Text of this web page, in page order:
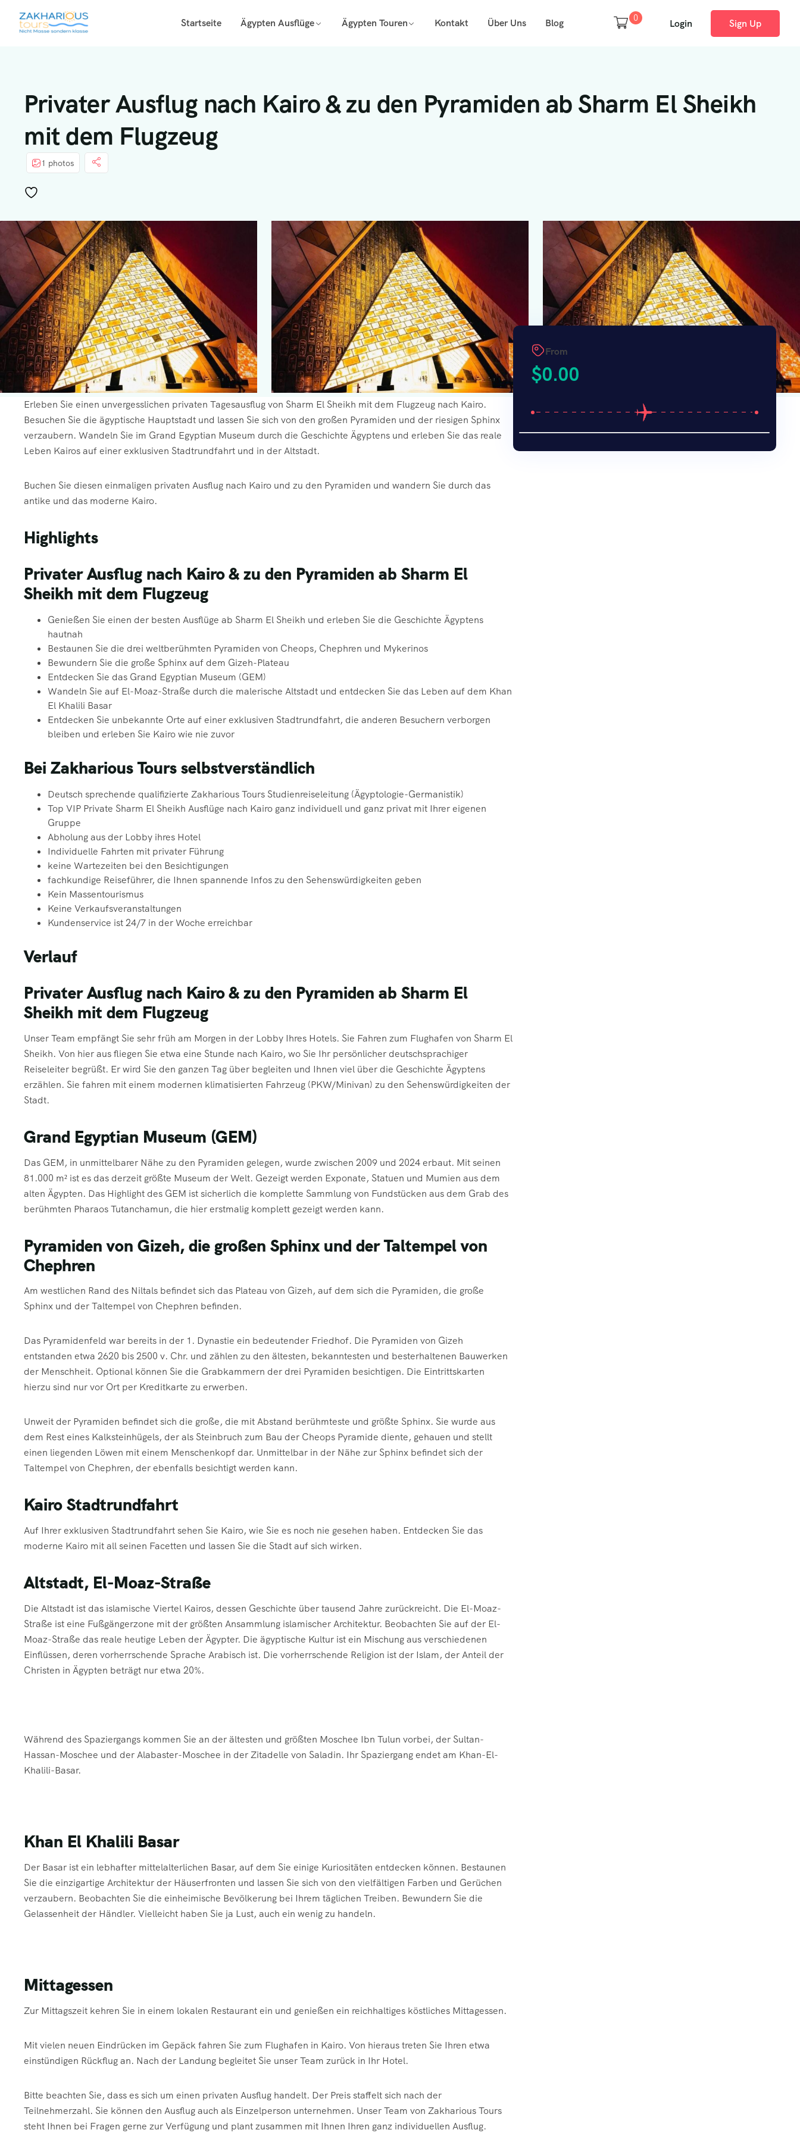
Startseite Ägypten Ausflüge Ägypten Touren Kontakt Über Uns Blog 0 Login Sign Up
Privater Ausflug nach Kairo & zu den Pyramiden ab Sharm El Sheikh
mit dem Flugzeug
1 photos
Erleben Sie einen unvergesslichen privaten Tagesausflug von Sharm El Sheikh mit dem Flugzeug nach Kairo.
Besuchen Sie die ägyptische Hauptstadt und lassen Sie sich von den großen Pyramiden und der riesigen Sphinx
verzaubern. Wandeln Sie im Grand Egyptian Museum durch die Geschichte Ägyptens und erleben Sie das reale
Leben Kairos auf einer exklusiven Stadtrundfahrt und in der Altstadt.
Buchen Sie diesen einmaligen privaten Ausflug nach Kairo und zu den Pyramiden und wandern Sie durch das
antike und das moderne Kairo.
Highlights
Privater Ausflug nach Kairo & zu den Pyramiden ab Sharm El
Sheikh mit dem Flugzeug
Genießen Sie einen der besten Ausflüge ab Sharm El Sheikh und erleben Sie die Geschichte Ägyptens
hautnah
Bestaunen Sie die drei weltberühmten Pyramiden von Cheops, Chephren und Mykerinos
Bewundern Sie die große Sphinx auf dem Gizeh-Plateau
Entdecken Sie das Grand Egyptian Museum (GEM)
Wandeln Sie auf El-Moaz-Straße durch die malerische Altstadt und entdecken Sie das Leben auf dem Khan
El Khalili Basar
Entdecken Sie unbekannte Orte auf einer exklusiven Stadtrundfahrt, die anderen Besuchern verborgen
bleiben und erleben Sie Kairo wie nie zuvor
Bei Zakharious Tours selbstverständlich
Deutsch sprechende qualifizierte Zakharious Tours Studienreiseleitung (Ägyptologie-Germanistik)
Top VIP Private Sharm El Sheikh Ausflüge nach Kairo ganz individuell und ganz privat mit Ihrer eigenen
Gruppe
Abholung aus der Lobby ihres Hotel
Individuelle Fahrten mit privater Führung
keine Wartezeiten bei den Besichtigungen
fachkundige Reiseführer, die Ihnen spannende Infos zu den Sehenswürdigkeiten geben
Kein Massentourismus
Keine Verkaufsveranstaltungen
Kundenservice ist 24/7 in der Woche erreichbar
Verlauf
Privater Ausflug nach Kairo & zu den Pyramiden ab Sharm El
Sheikh mit dem Flugzeug
Unser Team empfängt Sie sehr früh am Morgen in der Lobby Ihres Hotels. Sie Fahren zum Flughafen von Sharm El
Sheikh. Von hier aus fliegen Sie etwa eine Stunde nach Kairo, wo Sie Ihr persönlicher deutschsprachiger
Reiseleiter begrüßt. Er wird Sie den ganzen Tag über begleiten und Ihnen viel über die Geschichte Ägyptens
erzählen. Sie fahren mit einem modernen klimatisierten Fahrzeug (PKW/Minivan) zu den Sehenswürdigkeiten der
Stadt.
Grand Egyptian Museum (GEM)
Das GEM, in unmittelbarer Nähe zu den Pyramiden gelegen, wurde zwischen 2009 und 2024 erbaut. Mit seinen
81.000 m² ist es das derzeit größte Museum der Welt. Gezeigt werden Exponate, Statuen und Mumien aus dem
alten Ägypten. Das Highlight des GEM ist sicherlich die komplette Sammlung von Fundstücken aus dem Grab des
berühmten Pharaos Tutanchamun, die hier erstmalig komplett gezeigt werden kann.
Pyramiden von Gizeh, die großen Sphinx und der Taltempel von
Chephren
Am westlichen Rand des Niltals befindet sich das Plateau von Gizeh, auf dem sich die Pyramiden, die große
Sphinx und der Taltempel von Chephren befinden.
Das Pyramidenfeld war bereits in der 1. Dynastie ein bedeutender Friedhof. Die Pyramiden von Gizeh
entstanden etwa 2620 bis 2500 v. Chr. und zählen zu den ältesten, bekanntesten und besterhaltenen Bauwerken
der Menschheit. Optional können Sie die Grabkammern der drei Pyramiden besichtigen. Die Eintrittskarten
hierzu sind nur vor Ort per Kreditkarte zu erwerben.
Unweit der Pyramiden befindet sich die große, die mit Abstand berühmteste und größte Sphinx. Sie wurde aus
dem Rest eines Kalksteinhügels, der als Steinbruch zum Bau der Cheops Pyramide diente, gehauen und stellt
einen liegenden Löwen mit einem Menschenkopf dar. Unmittelbar in der Nähe zur Sphinx befindet sich der
Taltempel von Chephren, der ebenfalls besichtigt werden kann.
Kairo Stadtrundfahrt
Auf Ihrer exklusiven Stadtrundfahrt sehen Sie Kairo, wie Sie es noch nie gesehen haben. Entdecken Sie das
moderne Kairo mit all seinen Facetten und lassen Sie die Stadt auf sich wirken.
Altstadt, El-Moaz-Straße
Die Altstadt ist das islamische Viertel Kairos, dessen Geschichte über tausend Jahre zurückreicht. Die El-Moaz-
Straße ist eine Fußgängerzone mit der größten Ansammlung islamischer Architektur. Beobachten Sie auf der El-
Moaz-Straße das reale heutige Leben der Ägypter. Die ägyptische Kultur ist ein Mischung aus verschiedenen
Einflüssen, deren vorherrschende Sprache Arabisch ist. Die vorherrschende Religion ist der Islam, der Anteil der
Christen in Ägypten beträgt nur etwa 20%.
Während des Spaziergangs kommen Sie an der ältesten und größten Moschee Ibn Tulun vorbei, der Sultan-
Hassan-Moschee und der Alabaster-Moschee in der Zitadelle von Saladin. Ihr Spaziergang endet am Khan-El-
Khalili-Basar.
Khan El Khalili Basar
Der Basar ist ein lebhafter mittelalterlichen Basar, auf dem Sie einige Kuriositäten entdecken können. Bestaunen
Sie die einzigartige Architektur der Häuserfronten und lassen Sie sich von den vielfältigen Farben und Gerüchen
verzaubern. Beobachten Sie die einheimische Bevölkerung bei Ihrem täglichen Treiben. Bewundern Sie die
Gelassenheit der Händler. Vielleicht haben Sie ja Lust, auch ein wenig zu handeln.
Mittagessen
Zur Mittagszeit kehren Sie in einem lokalen Restaurant ein und genießen ein reichhaltiges köstliches Mittagessen.
Mit vielen neuen Eindrücken im Gepäck fahren Sie zum Flughafen in Kairo. Von hieraus treten Sie Ihren etwa
einstündigen Rückflug an. Nach der Landung begleitet Sie unser Team zurück in Ihr Hotel.
Bitte beachten Sie, dass es sich um einen privaten Ausflug handelt. Der Preis staffelt sich nach der
Teilnehmerzahl. Sie können den Ausflug auch als Einzelperson unternehmen. Unser Team von Zakharious Tours
steht Ihnen bei Fragen gerne zur Verfügung und plant zusammen mit Ihnen Ihren ganz individuellen Ausflug.
From
$0.00